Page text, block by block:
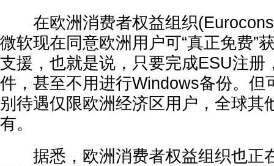
在欧洲消费者权益组织
微软现在同意欧洲用户可“真正免费”
支援，也就是说，只要完成ESU注册
件，甚至不用进行Windows备份。但
别待遇仅限欧洲经济区用户，全球其
有。
据悉，欧洲消费者权益组织也正